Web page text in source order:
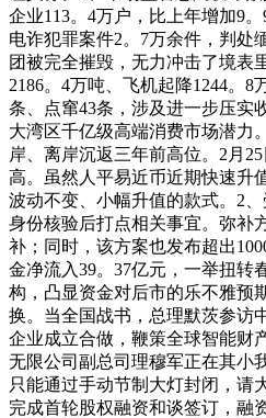
企业113。4万户，比上年增加9
电诈犯罪案件2。7万余件，判处
团被完全摧毁，无力冲击了境表
2186。4万吨、飞机起降1244。
条、点窜43条，涉及进一步压实
大湾区千亿级高端消费市场潜力
岸、离岸沉返三年前高位。2月
高。虽然人平易近币近期快速升
波动不变、小幅升值的款式。2
身份核验后打点相关事宜。弥补
补；同时，该方案也发布超出
金净流入39。37亿元，一举扭转
构，凸显资金对后市的乐不雅预
换。当全国战书，总理默茨参访
企业成立合做，鞭策全球智能财
无限公司副总司理穆军正在其小
只能通过手动节制大灯封闭，请
完成首轮股权融资和谈签订，融